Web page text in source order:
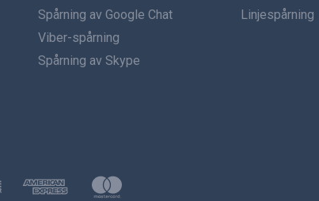
Spårning av Google Chat
Viber-spårning
Spårning av Skype
Linjespårning